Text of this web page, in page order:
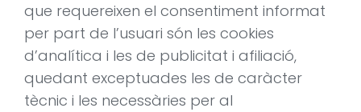
que requereixen el consentiment informat
per part de l’usuari són les cookies
d’analítica i les de publicitat i afiliació,
quedant exceptuades les de caràcter
tècnic i les necessàries per al